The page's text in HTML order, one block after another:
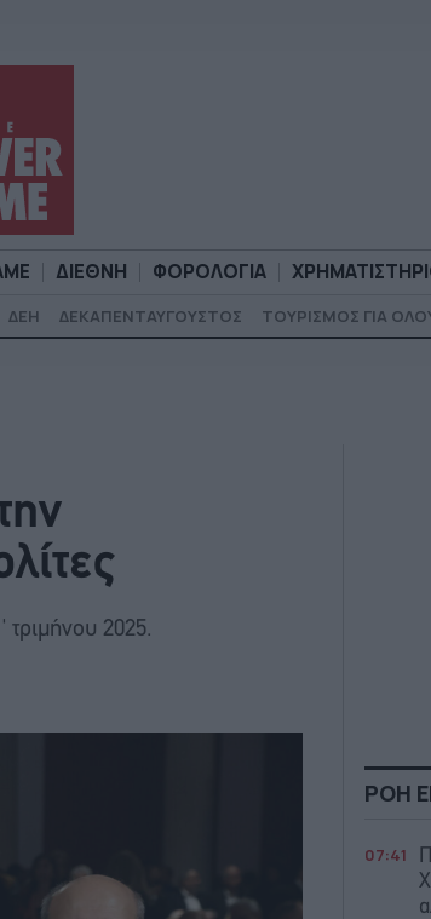
ΔΙΕΘΝΗ ΦΟΡΟΛΟΓΙΑ
ΔΕΗ ΔΕΚΑΠΕΝΤΑΥΓΟΥΣΤΟΣ ΤΟΥΡΙΣΜΟΣ ΓΙΑ
τριμήνου 2025.
ΡΟΗ
07:41